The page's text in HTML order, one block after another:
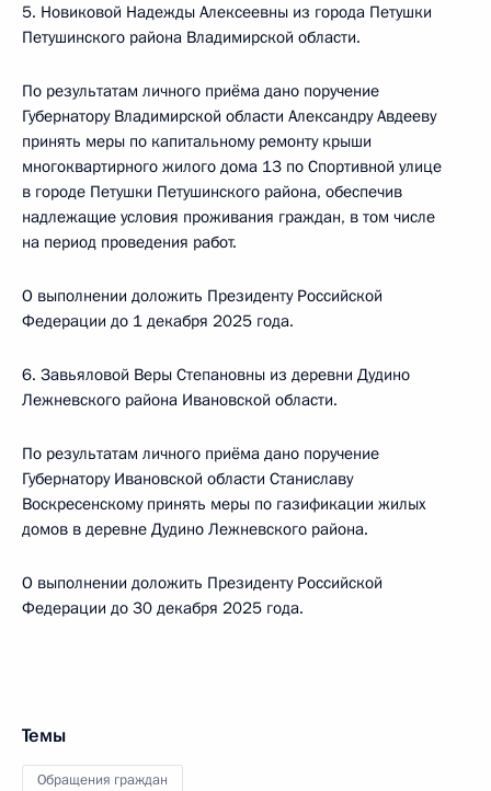
5. Новиковой Надежды Алексеевны из города Петушки
Петушинского района Владимирской области.
По результатам личного приёма дано поручение
Губернатору Владимирской области Александру Авдееву
принять меры по капитальному ремонту крыши
многоквартирного жилого дома 13 по Спортивной улице
в городе Петушки Петушинского района, обеспечив
надлежащие условия проживания граждан, в том числе
на период проведения работ.
О выполнении доложить Президенту Российской
Федерации до 1 декабря 2025 года.
6. Завьяловой Веры Степановны из деревни Дудино
Лежневского района Ивановской области.
По результатам личного приёма дано поручение
Губернатору Ивановской области Станиславу
Воскресенскому принять меры по газификации жилых
домов в деревне Дудино Лежневского района.
О выполнении доложить Президенту Российской
Федерации до 30 декабря 2025 года.
Темы
Обращения граждан